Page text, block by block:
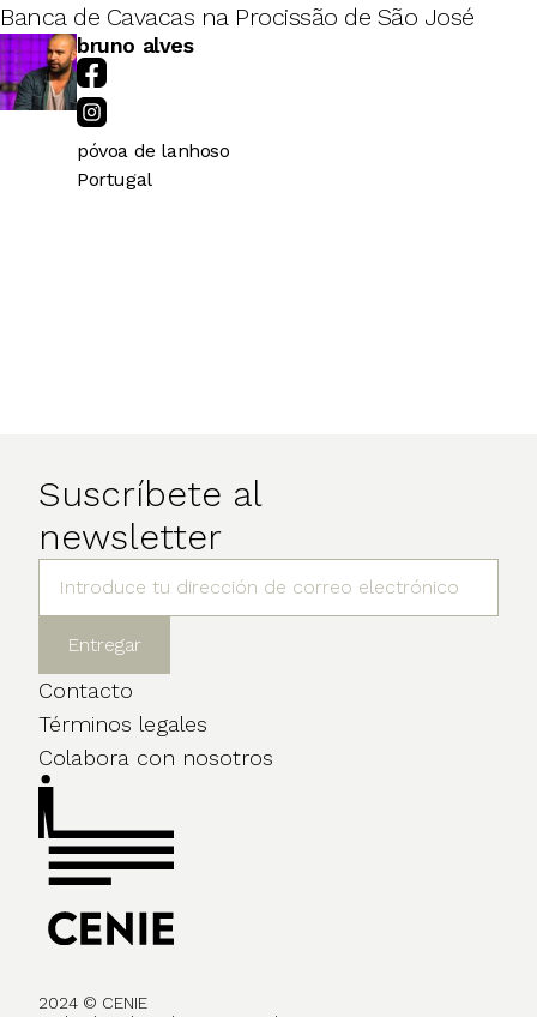
Banca de Cavacas na Procissão de São José
bruno alves
póvoa de lanhoso
Portugal
Suscríbete al
newsletter
Contacto
Términos legales
Colabora con nosotros
2024 © CENIE